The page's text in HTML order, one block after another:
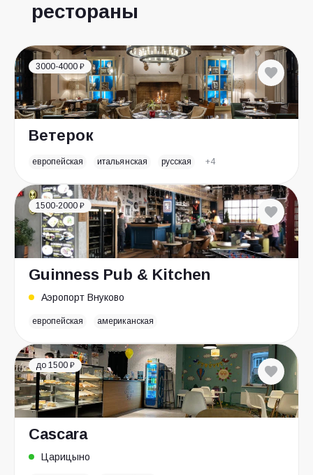
рестораны
3000-4000 ₽
Ветерок
европейская итальянская русская +4
1500-2000 ₽
Guinness Pub & Kitchen
Аэропорт Внуково
европейская американская
до 1500 ₽
Cascara
Царицыно